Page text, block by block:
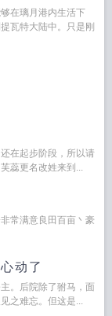
在璃月港内生活下
瓦特大陆中。只是刚
在起步阶段，所以请
蕊更名改姓来到...
常满意良田百亩丶豪
动了
。后院除了驸马，面
之难忘。但这是...